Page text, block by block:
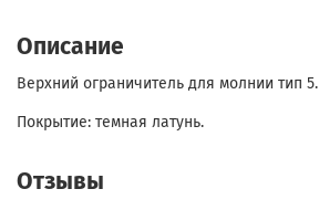
Описание
Верхний ограничитель для молнии тип 5.
Покрытие: темная латунь.
Отзывы